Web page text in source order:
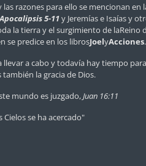
razones para ello se mencionan en
5-11y Jeremías e Isaías y
la tierra y el surgimiento de laReino
se predice en los librosJoelyAcciones.
llevar a cabo y todavía hay tiempo
la gracia de Dios.
mundo es juzgado,Juan 16:11
se ha acercado"